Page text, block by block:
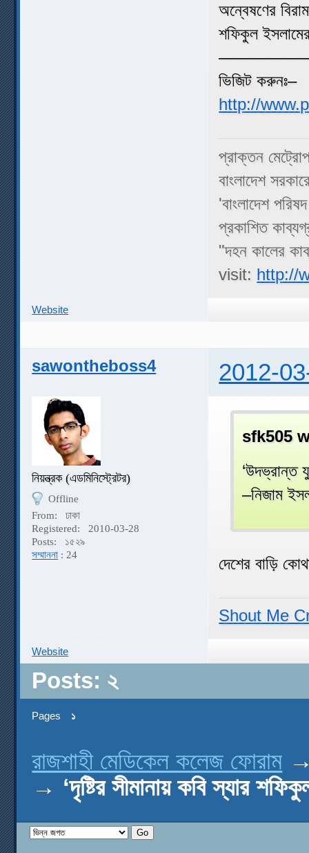
অন্বেষণের
শফিকুল
ভিজিট করুনঃ–
http://
প্রাক্তন
বাংলাদেশ
'বাংলাদেশ
প্রকাশিত
"দহন কালের
visit: http://
Website
sawontheboss4 2012-
নিয়ন্ত্রক (এডমিনিস্ট্রেটর)
Offline
From:
ঢাকা
Registered:
2010-03-28
Posts:
১৫২৯
সম্মাননা : 24
sfk505
‘উদভ্রান্ত
–নিজাম
দেশের বাড়ি
Shout Me
Website
Posts: ২
Pages ১
রাজশাহী মেডিকেল কলেজ ফোরাম
→ ‘দৃষ্টির সীমানায় কবি স্যার